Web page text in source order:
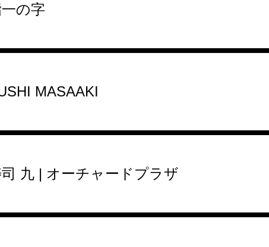
の字
MASAAKI
九 | オーチャードプラザ